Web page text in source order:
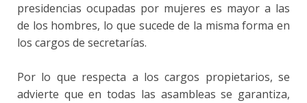
presidencias ocupadas por mujeres es mayor a las
de los hombres, lo que sucede de la misma forma en
los cargos de secretarías.
Por lo que respecta a los cargos propietarios, se
advierte que en todas las asambleas se garantiza,